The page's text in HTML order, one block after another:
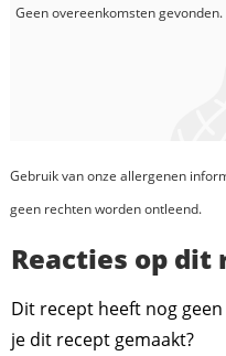
Geen overeenkomsten gevonden.
Gebruik van onze allergenen
geen rechten worden ontleend.
Reacties op dit
Dit recept heeft nog
je dit recept gemaakt?